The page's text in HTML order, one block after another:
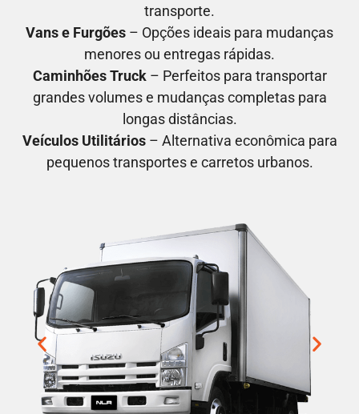
transporte.
Vans e Furgões – Opções ideais para mudanças
menores ou entregas rápidas.
Caminhões Truck– Perfeitos para transportar
grandes volumes e mudanças completas para
longas distâncias.
Veículos Utilitários– Alternativa econômica para
pequenos transportes e carretos urbanos.